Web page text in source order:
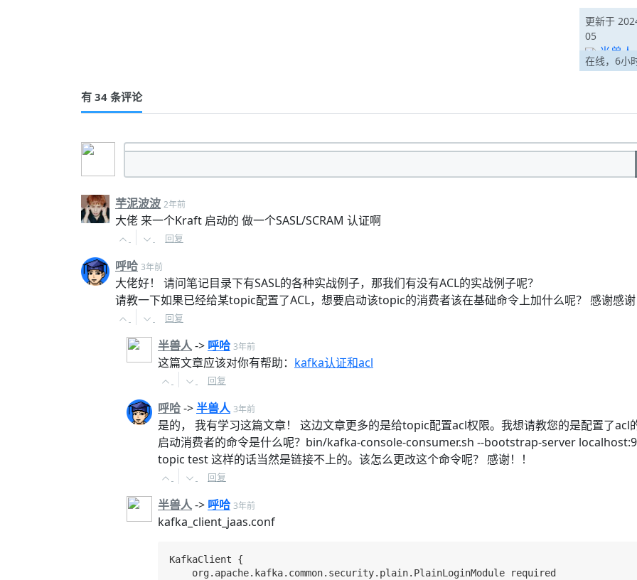
更新于
05
半兽人
在线，6小
有 34 条评论
芋泥波波 2年前
大佬 来一个Kraft 启动的 做一个SASL/SCRAM 认证啊
回复
呼哈 3年前
大佬好！ 请问笔记目录下有SASL的各种实战例子，那我们有没有ACL的实战例子呢？
请教一下如果已经给某topic配置了ACL，想要启动该topic的消费者该在基础命令上加什么呢？ 感谢感谢
回复
半兽人-> 呼哈 3年前
这篇文章应该对你有帮助： kafka认证和acl
回复
呼哈->半兽人 3年前
是的， 我有学习这篇文章！ 这边文章更多的是给topic配置acl权限。我想请教您的是配置了acl
启动消费者的命令是什么呢？bin/kafka-console-consumer.sh --bootstrap-server
topic test 这样的话当然是链接不上的。该怎么更改这个命令呢？ 感谢！！
回复
半兽人-> 呼哈 3年前
kafka_client_jaas.conf
KafkaClient {
    org.apache.kafka.common.security.plain.PlainLoginModule required